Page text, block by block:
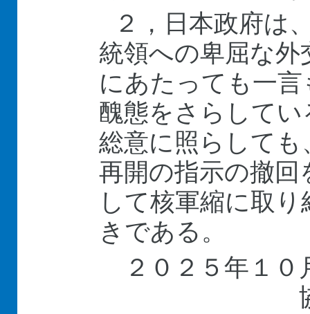
２，日本政府は
統領への卑屈な
にあたっても一
醜態をさらして
総意に照らして
再開の指示の撤
して核軍縮に取
きである。
２０２５年１